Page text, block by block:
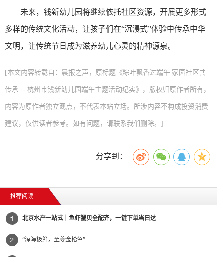
未来，钱新幼儿园将继续依托社区资源，开展更多形式
多样的传统文化活动，让孩子们在“沉浸式”体验中传承中华
文明，让传统节日成为滋养幼儿心灵的精神源泉。
[本文内容转载自：晨报之声，原标题《粽叶飘香过端午 家园社区共
传承 -- 杭州市钱新幼儿园端午主题活动纪实》，版权归原作者所有，
内容为原作者独立观点，不代表本站立场。所涉内容不构成投资消费
建议，仅供读者参考。如有问题，请联系我们删除。]
分享到：
推荐阅读
北京水产一站式｜鱼虾蟹贝全配齐，一键下单当日达
“深海极鲜，至尊金枪鱼”